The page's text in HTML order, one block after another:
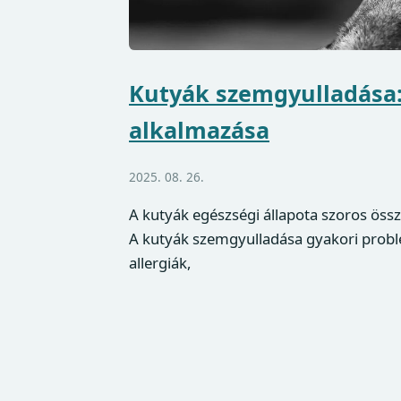
Kutyák
alkalmazása
2025. 08. 26.
A kutyák egészségi állapota szoros
A kutyák szemgyulladása gyakori
allergiák,